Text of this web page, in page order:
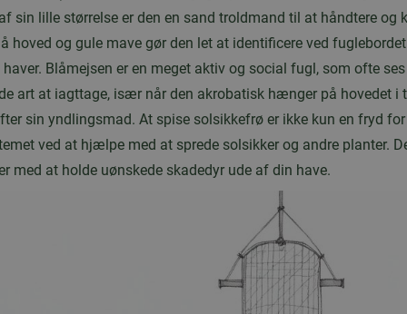
sin lille størrelse er den en sand troldmand til at håndtere og
hoved og gule mave gør den let at identificere ved
Blåmejsen er en meget aktiv og social fugl, som ofte
art at iagttage, især når den akrobatisk hænger på hovedet i
sin yndlingsmad. At spise solsikkefrø er ikke kun en fryd
ved at hjælpe med at sprede solsikker og andre planter.
med at holde uønskede skadedyr ude af din have.